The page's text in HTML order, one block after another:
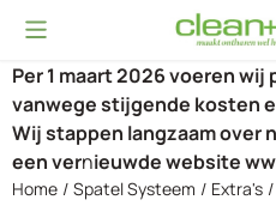
Cookievoorkeuren zijn
Per 1 maart 2026 voeren
vanwege stijgende kosten
Wij stappen langzaam over
een vernieuwde website
Home / Spatel Systeem / Extra's /